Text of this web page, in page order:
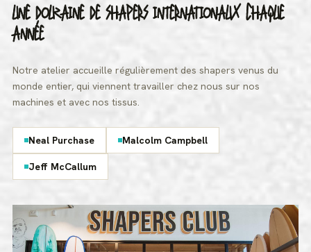
UNE DOUZAINE DE SHAPERS INTERNATIONAUX CHAQUE
ANNÉE
Notre atelier accueille régulièrement des shapers venus du
monde entier, qui viennent travailler chez nous sur nos
machines et avec nos tissus.
Neal Purchase Malcolm Campbell
Jeff McCallum